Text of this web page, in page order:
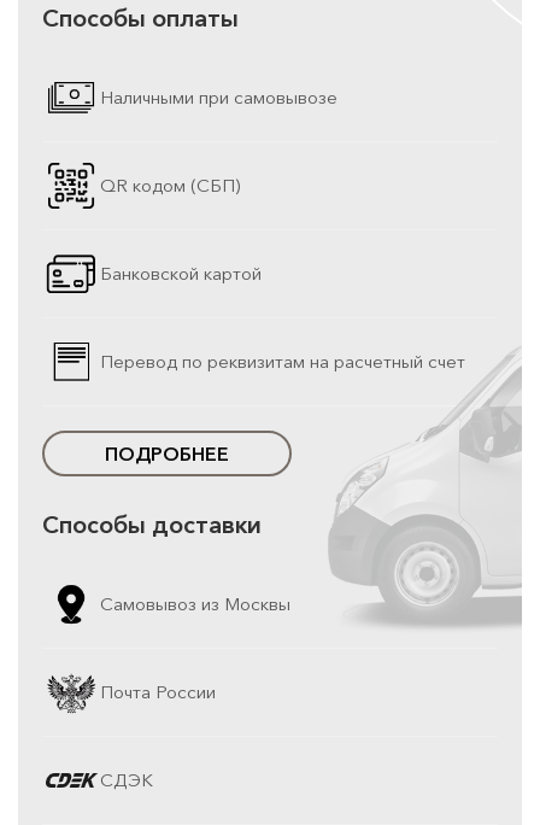
Способы оплаты
Наличными при самовывозе
QR кодом (СБП)
Банковской картой
Перевод по реквизитам на расчетный счет
ПОДРОБНЕЕ
Способы доставки
Самовывоз из Москвы
Почта России
СДЭК